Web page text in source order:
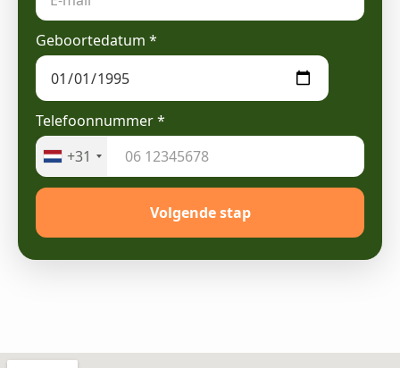
Geboortedatum *
Telefoonnummer*
+31
Volgende stap